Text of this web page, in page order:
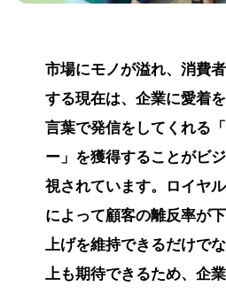
市場にモノが溢れ、消費
する現在は、企業に愛着
言葉で発信をしてくれる
ー」を獲得することがビ
視されています。ロイヤ
によって顧客の離反率が
上げを維持できるだけで
上も期待できるため、企